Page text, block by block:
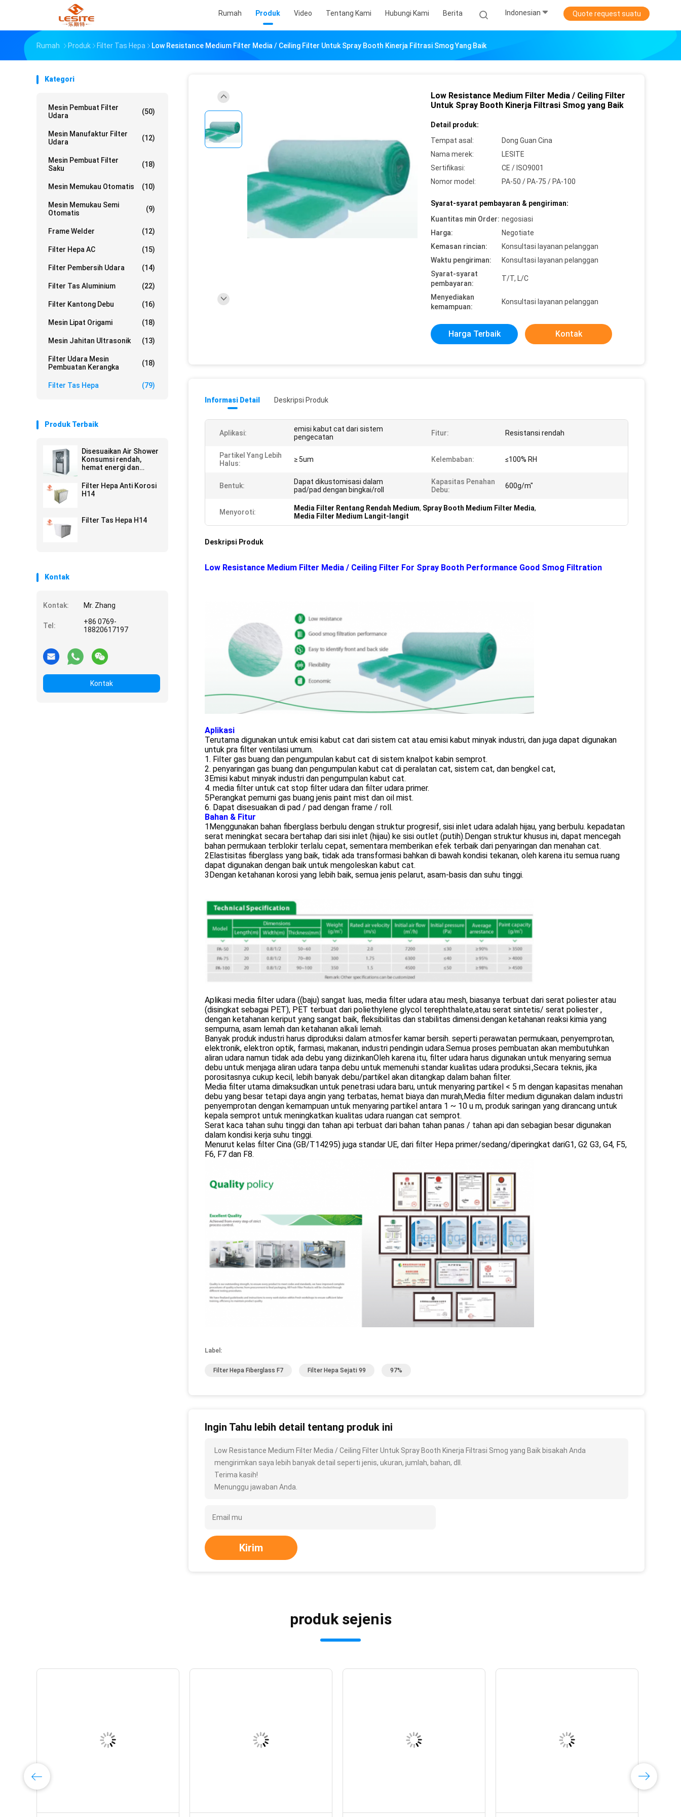
Rumah Produk Video Tentang Kami Hubungi Kami Berita Indonesian Quote request suatu
Rumah Produk Filter Tas Hepa Low Resistance Medium Filter Media / Ceiling Filter Untuk Spray Booth Kinerja Filtrasi Smog Yang Baik
Kategori
Mesin Pembuat Filter
Udara
(50)
Mesin Manufaktur Filter
Udara
(12)
Mesin Pembuat Filter
Saku
(18)
Mesin Memukau Otomatis (10)
Mesin Memukau Semi
Otomatis
(9)
Frame Welder (12)
Filter Hepa AC (15)
Filter Pembersih Udara (14)
Filter Tas Aluminium (22)
Filter Kantong Debu (16)
Mesin Lipat Origami (18)
Mesin Jahitan Ultrasonik (13)
Filter Udara Mesin
Pembuatan Kerangka
(18)
Filter Tas Hepa (79)
Produk Terbaik
Disesuaikan Air Shower
Konsumsi rendah,
hemat energi dan
nyaman
Filter Hepa Anti Korosi
H14
Filter Tas Hepa H14
Kontak
Kontak: Mr. Zhang
Tel:
+86 0769-
18820617197
Kontak
Low Resistance Medium Filter Media / Ceiling Filter
Untuk Spray Booth Kinerja Filtrasi Smog yang Baik
Detail produk:
Tempat asal:
Dong Guan Cina
Nama merek:
LESITE
Sertifikasi:
CE / ISO9001
Nomor model:
PA-50 / PA-75 / PA-100
Syarat-syarat pembayaran & pengiriman:
Kuantitas min Order: negosiasi
Harga:
Negotiate
Kemasan rincian:
Konsultasi layanan pelanggan
Waktu pengiriman:
Konsultasi layanan pelanggan
Syarat-syarat
pembayaran:
T/T, L/C
Menyediakan
kemampuan:
Konsultasi layanan pelanggan
Harga Terbaik Kontak
Informasi Detail Deskripsi Produk
Aplikasi:
emisi kabut cat dari sistem
pengecatan
Fitur: Resistansi rendah
Partikel Yang Lebih
Halus:
≥ 5um Kelembaban: ≤100% RH
Bentuk:
Dapat dikustomisasi dalam
pad/pad dengan bingkai/roll
Kapasitas Penahan
Debu:
600g/m"
Menyoroti: Media Filter Rentang Rendah Medium, Spray Booth Medium Filter Media,
Media Filter Medium Langit-langit
Deskripsi Produk
Low Resistance Medium Filter Media / Ceiling Filter For Spray Booth Performance Good Smog Filtration
Aplikasi
Terutama digunakan untuk emisi kabut cat dari sistem cat atau emisi kabut minyak industri, dan juga dapat digunakan
untuk pra filter ventilasi umum.
1. Filter gas buang dan pengumpulan kabut cat di sistem knalpot kabin semprot.
2. penyaringan gas buang dan pengumpulan kabut cat di peralatan cat, sistem cat, dan bengkel cat,
3Emisi kabut minyak industri dan pengumpulan kabut cat.
4. media filter untuk cat stop filter udara dan filter udara primer.
5Perangkat pemurni gas buang jenis paint mist dan oil mist.
6. Dapat disesuaikan di pad / pad dengan frame / roll.
Bahan & Fitur
1Menggunakan bahan fiberglass berbulu dengan struktur progresif, sisi inlet udara adalah hijau, yang berbulu. kepadatan
serat meningkat secara bertahap dari sisi inlet (hijau) ke sisi outlet (putih).Dengan struktur khusus ini, dapat mencegah
bahan permukaan terblokir terlalu cepat, sementara memberikan efek terbaik dari penyaringan dan menahan cat.
2Elastisitas fiberglass yang baik, tidak ada transformasi bahkan di bawah kondisi tekanan, oleh karena itu semua ruang
dapat digunakan dengan baik untuk mengoleskan kabut cat.
3Dengan ketahanan korosi yang lebih baik, semua jenis pelarut, asam-basis dan suhu tinggi.
Aplikasi media filter udara ((baju) sangat luas, media filter udara atau mesh, biasanya terbuat dari serat poliester atau
(disingkat sebagai PET), PET terbuat dari poliethylene glycol terephthalate,atau serat sintetis/ serat poliester ,
dengan ketahanan keriput yang sangat baik, fleksibilitas dan stabilitas dimensi.dengan ketahanan reaksi kimia yang
sempurna, asam lemah dan ketahanan alkali lemah.
Banyak produk industri harus diproduksi dalam atmosfer kamar bersih. seperti perawatan permukaan, penyemprotan,
elektronik, elektron optik, farmasi, makanan, industri pendingin udara.Semua proses pembuatan akan membutuhkan
aliran udara namun tidak ada debu yang diizinkanOleh karena itu, filter udara harus digunakan untuk menyaring semua
debu untuk menjaga aliran udara tanpa debu untuk memenuhi standar kualitas udara produksi.,Secara teknis, jika
porositasnya cukup kecil, lebih banyak debu/partikel akan ditangkap dalam bahan filter.
Media filter utama dimaksudkan untuk penetrasi udara baru, untuk menyaring partikel < 5 m dengan kapasitas menahan
debu yang besar tetapi daya angin yang terbatas, hemat biaya dan murah,Media filter medium digunakan dalam industri
penyemprotan dengan kemampuan untuk menyaring partikel antara 1 ~ 10 u m, produk saringan yang dirancang untuk
kepala semprot untuk meningkatkan kualitas udara ruangan cat semprot.
Serat kaca tahan suhu tinggi dan tahan api terbuat dari bahan tahan panas / tahan api dan sebagian besar digunakan
dalam kondisi kerja suhu tinggi.
Menurut kelas filter Cina (GB/T14295) juga standar UE, dari filter Hepa primer/sedang/diperingkat dariG1, G2 G3, G4, F5,
F6, F7 dan F8.
Label:
Filter Hepa Fiberglass F7 Filter Hepa Sejati 99 97%
Ingin Tahu lebih detail tentang produk ini
Low Resistance Medium Filter Media / Ceiling Filter Untuk Spray Booth Kinerja Filtrasi Smog yang Baik bisakah Anda
mengirimkan saya lebih banyak detail seperti jenis, ukuran, jumlah, bahan, dll.
Terima kasih!
Menunggu jawaban Anda.
Kirim
produk sejenis